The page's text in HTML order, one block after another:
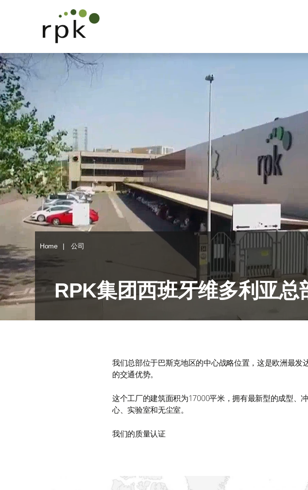
Home 公司
RPK集团西班牙维多利亚总
我们总部位于巴斯克地区的中心战略位置，这是欧洲最
的交通优势。
这个工厂的建筑面积为17000平米，拥有最新型的成型、
心、实验室和无尘室。
我们的质量认证